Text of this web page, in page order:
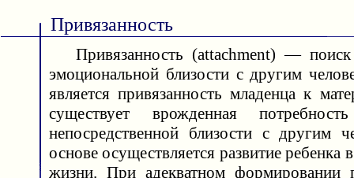
Привязанность
Привязанность (attachment) — поиск
эмоциональной близости с другим
является привязанность младенца к
существует врожденная
непосредственной близости с другим
основе осуществляется развитие ребенка
жизни. При адекватном формировании